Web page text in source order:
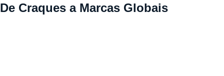
De Craques a Marcas Globais